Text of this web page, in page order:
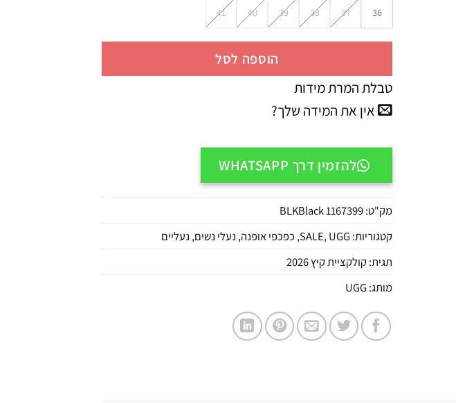
36
37
38
39
40
41
הוספה לסל
טבלת המרת מידות
אין את המידה שלך?
להזמין דרך WHATSAPP
מק"ט:1167399 BLKBlack
קטגוריות:
SALE, UGG
, כפכפי אופנה, נעלי נשים, נעליים
תגית:קולקציית קיץ 2026
מותג: UGG